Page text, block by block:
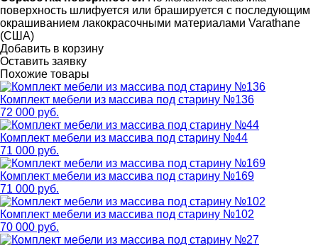
поверхность шлифуется или брашируется с последующим
окрашиванием лакокрасочными материалами Varathane
(США)
Добавить в корзину
Оставить заявку
Похожие товары
Комплект мебели из массива под старину №136
72 000 руб.
Комплект мебели из массива под старину №44
71 000 руб.
Комплект мебели из массива под старину №169
71 000 руб.
Комплект мебели из массива под старину №102
70 000 руб.